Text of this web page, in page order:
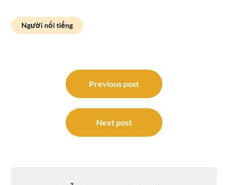
Người nổi tiếng
Previous post
Next post